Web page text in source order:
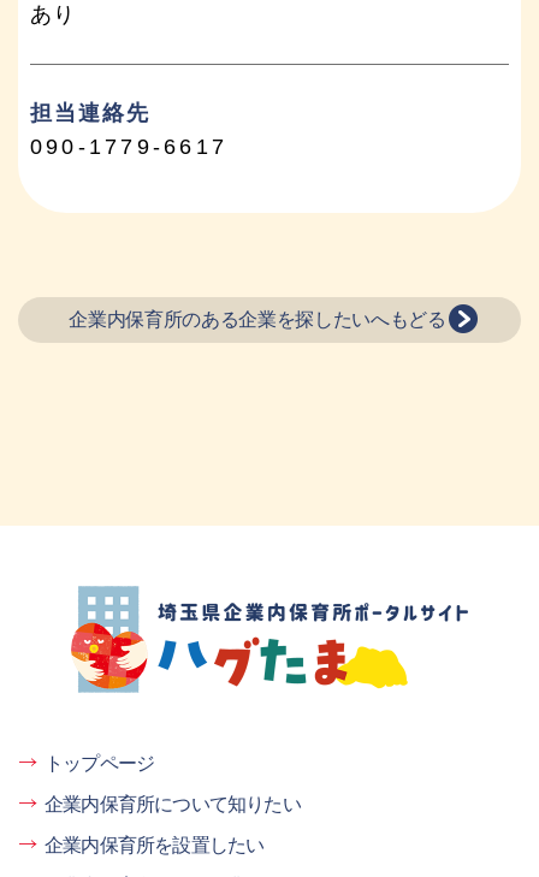
あり
担当連絡先
090-1779-6617
企業内保育所のある企業を探したいへもどる
埼玉県企業内保育所ポータルサイト ハグ
たま
トップページ
企業内保育所について知りたい
企業内保育所を設置したい